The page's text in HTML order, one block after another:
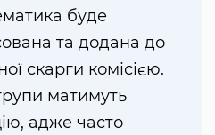
буде
та додана до
скарги комісією.
матимуть
адже часто